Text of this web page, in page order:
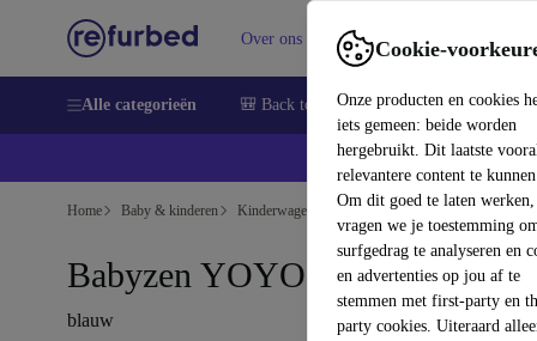
Cookie-
Onze producten en cookies
iets gemeen: beide worden
hergebruikt. Dit laatste
relevantere content te
Om dit goed te laten werken,
vragen we je toestemming
surfgedrag te analyseren en
en advertenties op jou af te
stemmen met first-party en
party cookies. Uiteraard
Over ons Verkopen Support
Alle categorieën 🎒 Back to school Smartphones
Home Baby & kinderen Kinderwagens & Buggy's Buggy's
Babyzen YOYO² buggy
blauw